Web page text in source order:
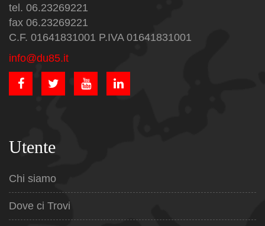
tel. 06.23269221
fax 06.23269221
C.F. 01641831001 P.IVA 01641831001
info@du85.it
Utente
Chi siamo
Dove ci Trovi